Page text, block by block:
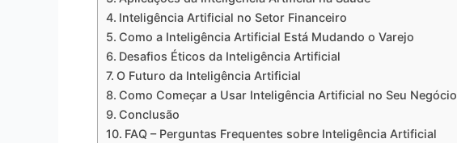
Inteligência Artificial no Setor Financeiro
Como a Inteligência Artificial Está Mudando o Varejo
Desafios Éticos da Inteligência Artificial
O Futuro da Inteligência Artificial
Como Começar a Usar Inteligência Artificial no Seu Negócio
Conclusão
FAQ – Perguntas Frequentes sobre Inteligência Artificial